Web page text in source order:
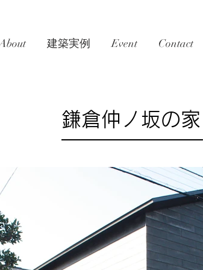
建築実例 Event Contact
鎌倉仲ノ坂の家